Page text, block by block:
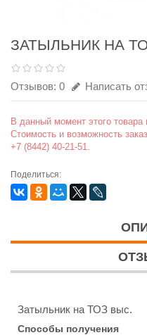
ЗАТЫЛЬНИК НА
Отзывов: 0 Написать
В данный момент этого товара
Стоимость и возможность
+7 (8442) 40-21-51.
Поделиться:
Затыльник на ТОЗ выс.
Способы получения